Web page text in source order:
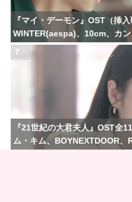
『マイ・デーモン』OST（挿
WINTER(aespa)、10cm、カン
7
『21世紀の大君夫人』OST全
ム・キム、BOYNEXTDOOR、